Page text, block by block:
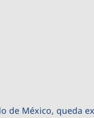
de México, queda